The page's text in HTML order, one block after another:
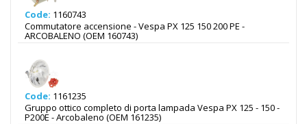
Code: 1160743
Commutatore accensione - Vespa PX 125 150 200 PE -
ARCOBALENO (OEM 160743)
Code: 1161235
Gruppo ottico completo di porta lampada Vespa PX 125 - 150 -
P200E - Arcobaleno (OEM 161235)